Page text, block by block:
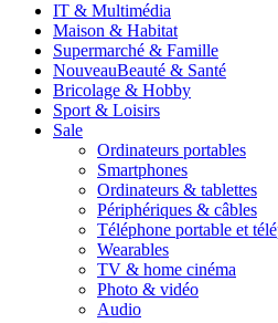
IT & Multimédia
Maison & Habitat
Supermarché & Famille
NouveauBeauté & Santé
Bricolage & Hobby
Sport & Loisirs
Sale
Ordinateurs portables
Smartphones
Ordinateurs & tablettes
Périphériques & câbles
Téléphone portable et
Wearables
TV & home cinéma
Photo & vidéo
Audio